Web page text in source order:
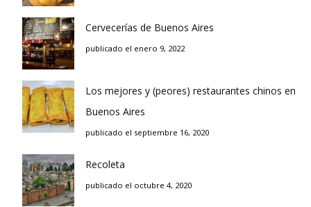
Cervecerías de Buenos Aires
publicado el enero 9, 2022
Los mejores y (peores) restaurantes chinos en
Buenos Aires
publicado el septiembre 16, 2020
Recoleta
publicado el octubre 4, 2020